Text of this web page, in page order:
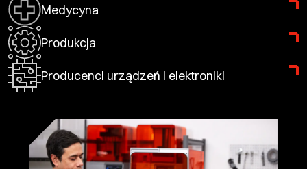
Medycyna
Produkcja
Producenci urządzeń i elektroniki